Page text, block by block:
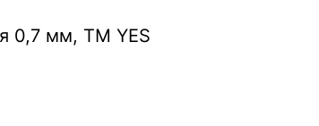
0,7 мм, ТМ YES